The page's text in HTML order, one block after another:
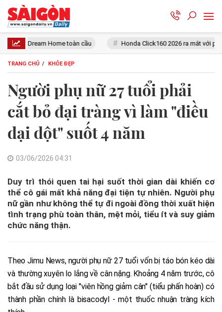
cầu Honda Click160 2026 ra mắt với phanh ABS và thiết kế
TRANG CHỦ KHỎE ĐẸP
Người phụ nữ 27 tuổi phải
cắt bỏ đại tràng vì làm "điều
dại dột" suốt 4 năm
03/06/2026 04:31
Duy trì thói quen tai hại suốt thời gian dài khiến cơ
thể cô gái mất khả năng đại tiện tự nhiên. Người phụ
nữ gần như không thể tự đi ngoài đồng thời xuất hiện
tình trạng phù toàn thân, mệt mỏi, tiểu ít và suy giảm
chức năng thận.
Theo Jimu News, người phụ nữ 27 tuổi vốn bị táo bón kéo dài
và thường xuyên lo lắng về cân nặng. Khoảng 4 năm trước, cô
bắt đầu sử dụng loại "viên hồng giảm cân" (tiểu phấn hoàn) có
thành phần chính là bisacodyl - một thuốc nhuận tràng kích